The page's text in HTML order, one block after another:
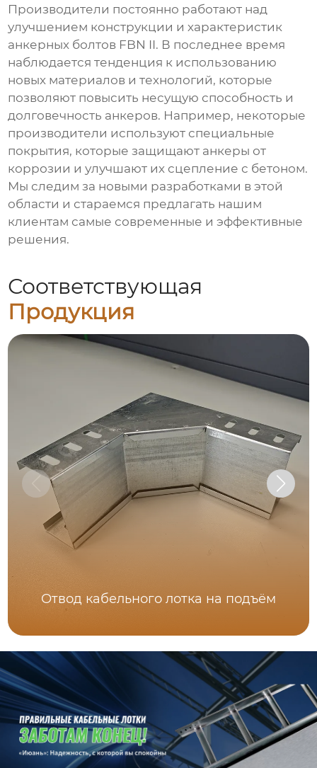
Производители постоянно работают над
улучшением конструкции и характеристик
анкерных болтов FBN II. В последнее время
наблюдается тенденция к использованию
новых материалов и технологий, которые
позволяют повысить несущую способность и
долговечность анкеров. Например, некоторые
производители используют специальные
покрытия, которые защищают анкеры от
коррозии и улучшают их сцепление с бетоном.
Мы следим за новыми разработками в этой
области и стараемся предлагать нашим
клиентам самые современные и эффективные
решения.
Соответствующая
Продукция
Отвод кабельного лотка на подъём